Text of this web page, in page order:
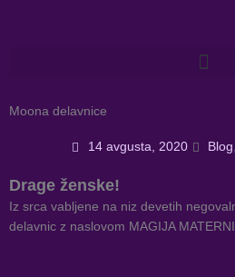
Moona delavnice
14 avgusta, 2020 Blog,
Drage ženske!
Iz srca vabljene na niz devetih
delavnic z naslovom MAGIJA